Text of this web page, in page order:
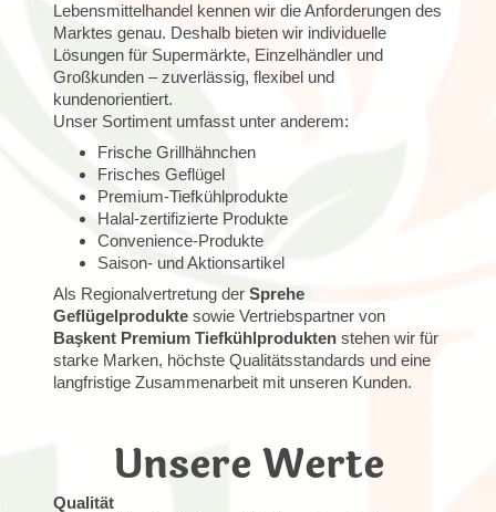
Lebensmittelhandel kennen wir die Anforderungen des
Marktes genau. Deshalb bieten wir individuelle
Lösungen für Supermärkte, Einzelhändler und
Großkunden – zuverlässig, flexibel und
kundenorientiert.
Unser Sortiment umfasst unter anderem:
Frische Grillhähnchen
Frisches Geflügel
Premium-Tiefkühlprodukte
Halal-zertifizierte Produkte
Convenience-Produkte
Saison- und Aktionsartikel
Als Regionalvertretung der Sprehe
Geflügelprodukte sowie Vertriebspartner von
Başkent Premium Tiefkühlprodukten stehen wir für
starke Marken, höchste Qualitätsstandards und eine
langfristige Zusammenarbeit mit unseren Kunden.
Unsere Werte
Qualität